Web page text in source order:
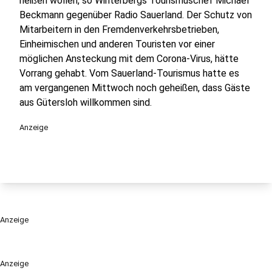
Anzeige
Beckmann gegenüber Radio Sauerland. Der Schutz von
Mitarbeitern in den Fremdenverkehrsbetrieben,
Einheimischen und anderen Touristen vor einer
möglichen Ansteckung mit dem Corona-Virus, hätte
Vorrang gehabt. Vom Sauerland-Tourismus hatte es
am vergangenen Mittwoch noch geheißen, dass Gäste
aus Gütersloh willkommen sind.
Anzeige
Anzeige